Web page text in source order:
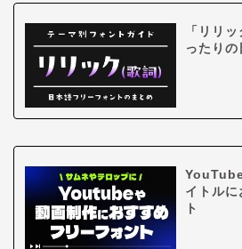
「リリ
ったりの
イトルに
ト